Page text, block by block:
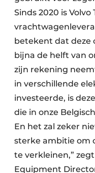
Sinds 2020 is
betekent dat deze
bijna de helft van
zijn rekening
in verschillende
investeerde, is
die in onze
En het zal zeker
sterke ambitie om
te verkleinen,”
Equipment